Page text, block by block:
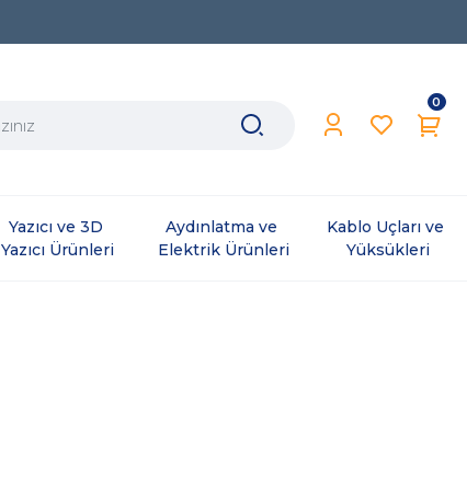
0
Yazıcı ve 3D
Yazıcı Ürünleri
Aydınlatma ve
Elektrik Ürünleri
Kablo Uçları ve
Yüksükleri